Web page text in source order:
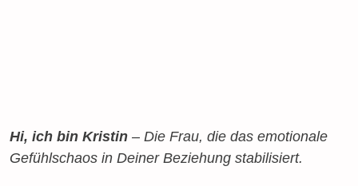
Hi, ich bin Kristin – Die Frau, die das emotionale
Gefühlschaos in Deiner Beziehung stabilisiert.